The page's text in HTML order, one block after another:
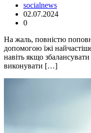
socialnews
02.07.2024
0
На жаль, повністю
допомогою їжі
навіть якщо
виконувати […]